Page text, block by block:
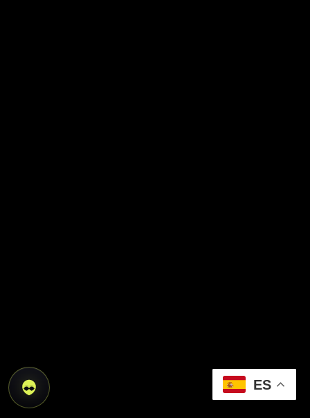
Abrir asistente CódigoX
ES